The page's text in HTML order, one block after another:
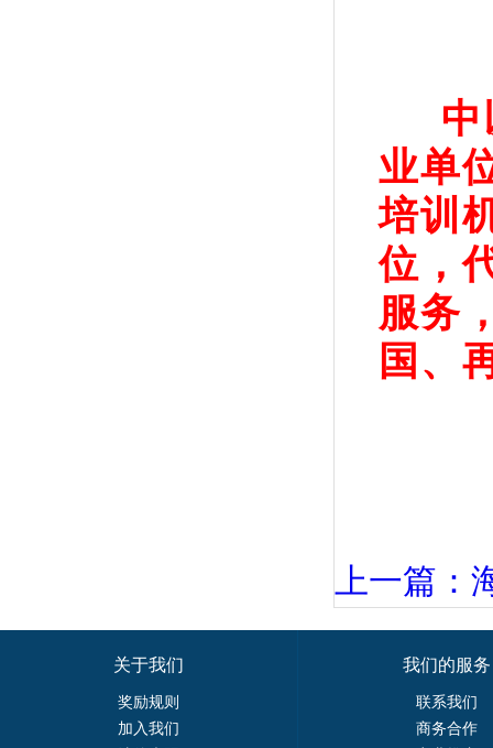
业单
培训
位，
服务
国、
上一篇：
关于我们
奖励规则
加入我们
我们的服务
联系我们
商务合作